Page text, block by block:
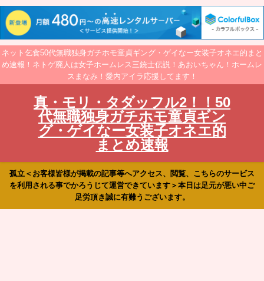
ネット乞食50代無職独身ガチホモ童貞ギング・ゲイなー女装子オネエ的まと
め速報！ネトゲ廃人は女子ホームレス三銃士伝説！あおいちゃん！ホームレ
スまなみ！愛内アイラ応援してます！
真・モリ・タダッフル2！！50
代無職独身ガチホモ童貞ギン
グ・ゲイなー女装子オネエ的
まとめ速報
孤立＜お客様皆様が掲載の記事等へアクセス、閲覧、こちらのサービス
を利用される事でかろうじて運営できています＞本日は足元が悪い中ご
足労頂き誠に有難うございます。